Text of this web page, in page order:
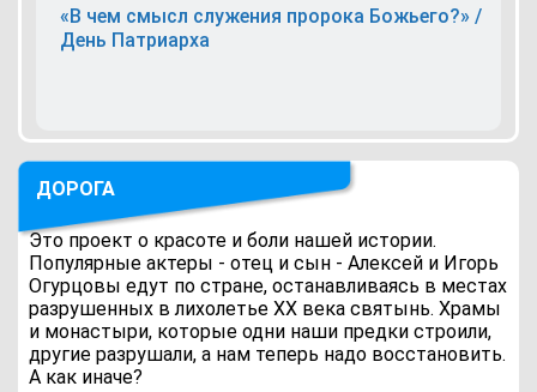
«В чем смысл служения пророка Божьего?» /
День Патриарха
ДОРОГА
Это проект о красоте и боли нашей истории.
Популярные актеры - отец и сын - Алексей и Игорь
Огурцовы едут по стране, останавливаясь в местах
разрушенных в лихолетье ХХ века святынь. Храмы
и монастыри, которые одни наши предки строили,
другие разрушали, а нам теперь надо восстановить.
А как иначе?